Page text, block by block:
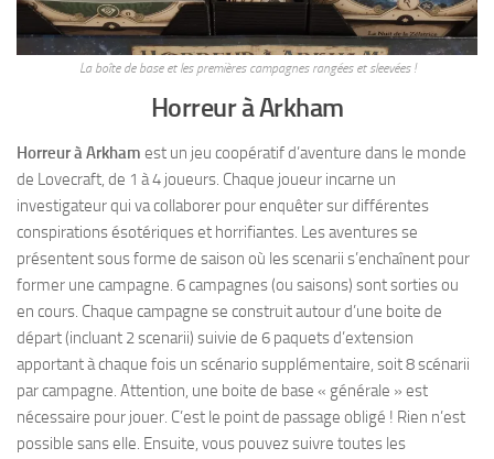
La boîte de base et les premières campagnes rangées et sleevées !
Horreur à Arkham
Horreur à Arkham est un jeu coopératif d’aventure dans le monde
de Lovecraft, de 1 à 4 joueurs. Chaque joueur incarne un
investigateur qui va collaborer pour enquêter sur différentes
conspirations ésotériques et horrifiantes. Les aventures se
présentent sous forme de saison où les scenarii s’enchaînent pour
former une campagne. 6 campagnes (ou saisons) sont sorties ou
en cours. Chaque campagne se construit autour d’une boite de
départ (incluant 2 scenarii) suivie de 6 paquets d’extension
apportant à chaque fois un scénario supplémentaire, soit 8 scénarii
par campagne. Attention, une boite de base « générale » est
nécessaire pour jouer. C’est le point de passage obligé ! Rien n’est
possible sans elle. Ensuite, vous pouvez suivre toutes les